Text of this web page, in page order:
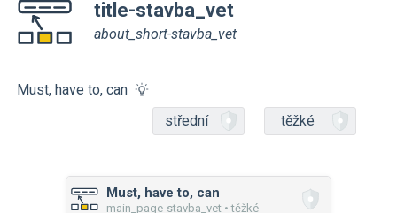
title-stavba_vet
about_short-stavba_vet
Must, have to, can
střední
těžké
Must, have to, can
main_page-stavba_vet • těžké